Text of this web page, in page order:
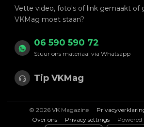
Vette video, foto's of link gemaakt of
VKMag moet staan?
06 590 590 72
Stuur ons materiaal via Whatsapp
Tip VKMag
© 2026 VK Magazine
Over ons
Privacy settings Powered